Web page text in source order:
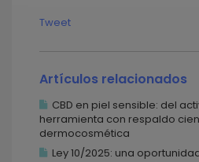
Tweet
Artículos relacionados
CBD en piel sensible: del
herramienta con respaldo
dermocosmética
Ley 10/2025: una